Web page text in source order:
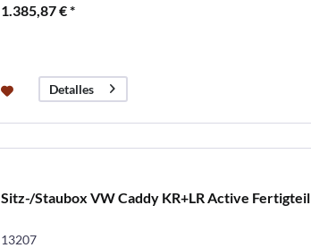
1.385,87 € *
Detalles
Sitz-/Staubox VW Caddy KR+LR Active Fertigteil
13207